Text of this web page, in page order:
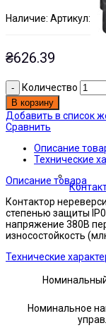
Наличие: Артикул:
₴626.39
Количество
В корзину
Добавить в список
Сравнить
Описание
Технические
Описание товара
Контактор
степенью защиты
напряжение 380В
износостойкость
Технические
Номинальное